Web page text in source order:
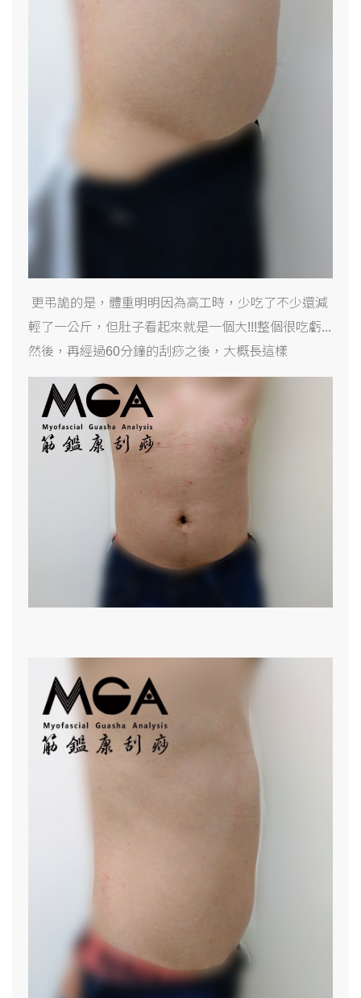
更弔詭的是，體重明明因為高工時，少吃了不少還減
輕了一公斤，但肚子看起來就是一個大!!!整個很吃虧...
然後，再經過60分鐘的刮痧之後，大概長這樣